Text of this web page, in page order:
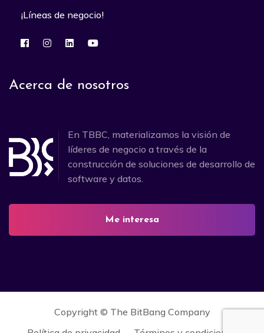
¡Líneas de negocio!
Acerca de nosotros
En TBBC, materializamos la visión de
líderes de negocio a través de la
construcción de soluciones de desarrollo de
software y datos.
Me interesa
Copyright © The BitBang Company